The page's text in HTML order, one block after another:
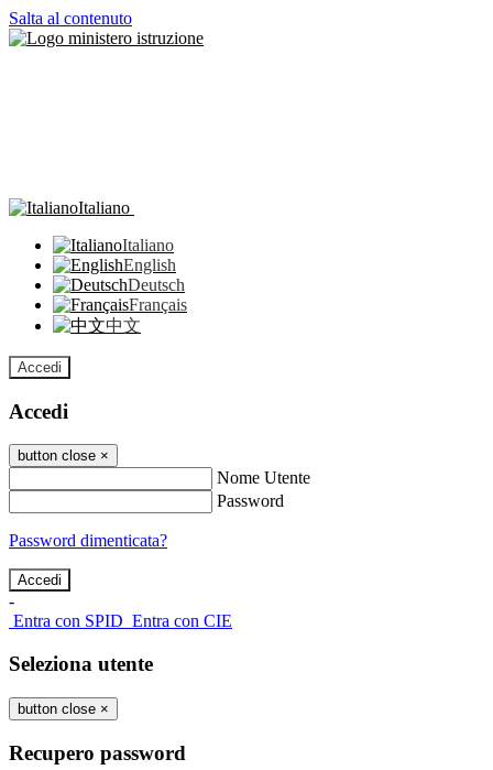
Salta al contenuto
Italiano
Italiano
English
Deutsch
Français
中文
Accedi
Accedi
button close ×
Nome Utente
Password
Password dimenticata?
-
Entra con SPID Entra con CIE
Seleziona utente
button close ×
Recupero password